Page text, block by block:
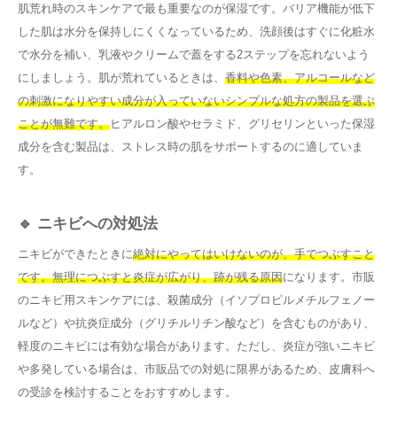
肌荒れ時のスキンケアで最も重要なのが保湿です。バリア機能が低下
した肌は水分を保持しにくくなっているため、洗顔後はすぐに化粧水
で水分を補い、乳液やクリームで蓋をする2ステップを忘れないよう
にしましょう。肌が荒れているときは、 香料や色素、アルコールなど
の刺激になりやすい成分が入っていないシンプルな処方の製品を選ぶ
ことが無難です。ヒアルロン酸やセラミド、グリセリンといった保湿
成分を含む製品は、ストレス時の肌をサポートするのに適していま
す。
🔹 ニキビへの対処法
ニキビができたときに絶対にやってはいけないのが、手でつぶすこと
です。無理につぶすと炎症が広がり、跡が残る原因になります。市販
のニキビ用スキンケアには、殺菌成分（イソプロピルメチルフェノー
ルなど）や抗炎症成分（グリチルリチン酸など）を含むものがあり、
軽度のニキビには有効な場合があります。ただし、炎症が強いニキビ
や多発している場合は、市販品での対処に限界があるため、皮膚科へ
の受診を検討することをおすすめします。